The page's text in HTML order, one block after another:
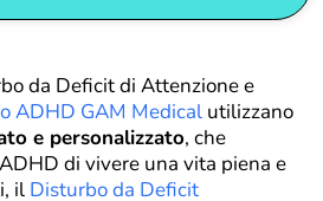
da Deficit di Attenzione e
ADHD GAM Medical utilizzano
e personalizzato, che
di vivere una vita piena e
il Disturbo da Deficit